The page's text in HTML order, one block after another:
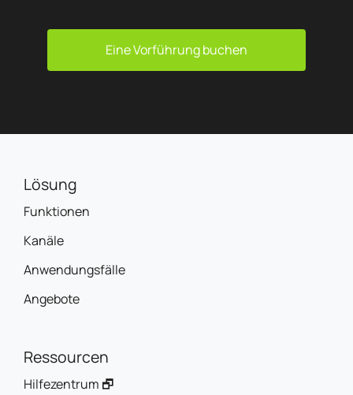
Eine Vorführung buchen
Lösung
Funktionen
Kanäle
Anwendungsfälle
Angebote
Ressourcen
Hilfezentrum 🗗